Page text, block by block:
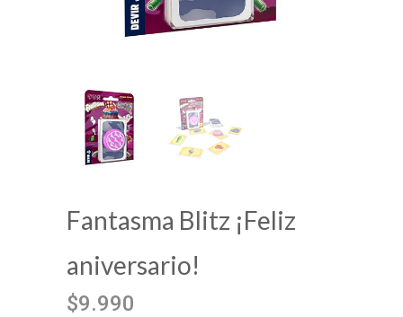
Fantasma Blitz ¡Feliz
aniversario!
$9.990